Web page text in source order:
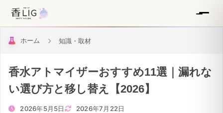
ホーム 知識・取材
香水アトマイザーおすすめ11選｜漏れな
い選び方と移し替え【2026】
2026年5月5日 2026年7月22日